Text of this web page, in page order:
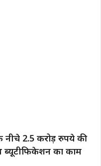
नीचे 2.5 करोड़ रुपये की
ब्यूटीफिकेशन का काम